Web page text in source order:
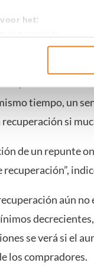
het:
te geven om
het maken van
uw privacy-
responsable
tiempo, un
si
de un repunte
recuperación”,
aún
se verá si el
los compradores.